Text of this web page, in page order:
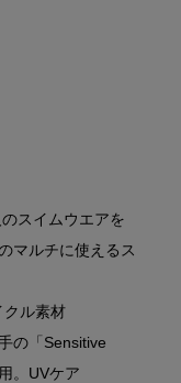
スイムウエアを
マルチに使えるス
クル素材
の「Sensitive
。UVケア